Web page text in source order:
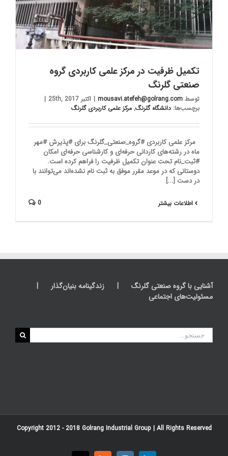
تکمیل ظرفیت در مرکز علمی کاربردی گروه
صنعتی گلرنگ
توسط mousavi.atefeh@golrang.com
| اکتبر 25th, 2017
|
برچسب‌ها: دانشگاه گلرنگ, مرکز علمی کاربردی گلرنگ
مرکز علمی کاربردی #گروه_صنعتی_گلرنگ برای #پذیرش #مهر
ماه در رشته‌های کاردانی حرفه‌ای و کارشناسی حرفه‌ای امکان
#ثبت_نام تحت عنوان تکمیل ظرفیت را فراهم کرده است.
دوستانی که در موعد مقرر موفق به ثبت نام نشده‌اند می‌توانند با
در دست [...]
اطلاعات بیشتر 0
آشنایی با گروه صنعتی گلرنگ
زندگینامه بنیان‌گذار
مسئولیت‌های اجتماعی
جستجو
برای:
Copyright 2012 - 2018 Golrang Industrial Group| All Rights Reserved